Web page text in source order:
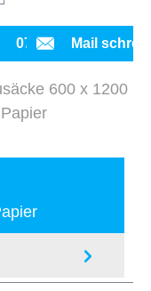
0711 342934-0
Mail
600 x 1200